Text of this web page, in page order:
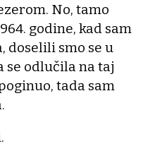
No, tamo
godine, kad sam
doselili smo se u
se odlučila na taj
tada sam